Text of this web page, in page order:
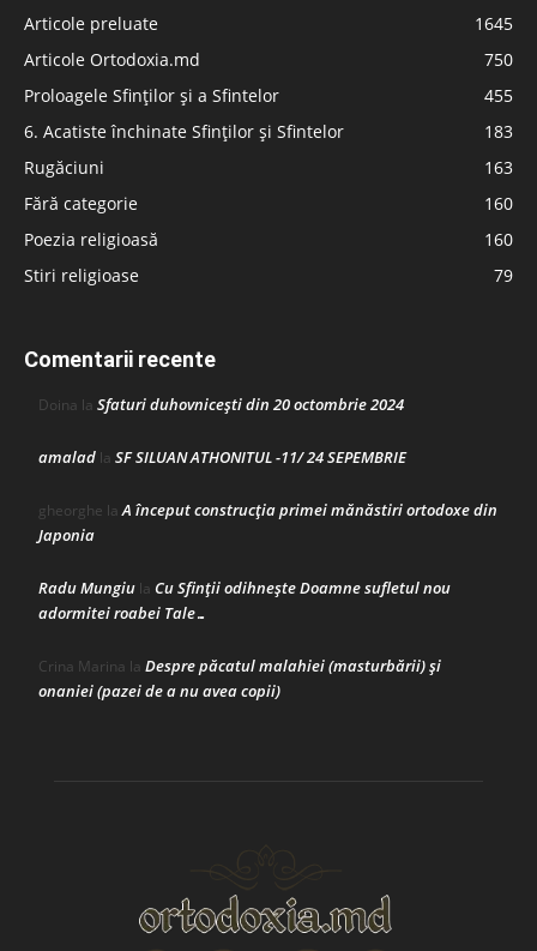
Articole preluate
1645
Articole Ortodoxia.md
750
Proloagele Sfinților și a Sfintelor
455
6. Acatiste închinate Sfinților și Sfintelor
183
Rugăciuni
163
Fără categorie
160
Poezia religioasă
160
Stiri religioase
79
Comentarii recente
Doina la Sfaturi duhovnicești din 20 octombrie 2024
amalad la SF SILUAN ATHONITUL -11/ 24 SEPEMBRIE
gheorghe laA început construcţia primei mănăstiri ortodoxe din
Japonia
Radu Mungiu la Cu Sfinții odihnește Doamne sufletul nou
adormitei roabei Tale…
Crina Marina la Despre păcatul malahiei (masturbării) şi
onaniei (pazei de a nu avea copii)